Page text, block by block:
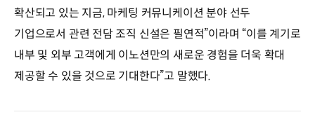
확산되고 있는 지금, 마케팅 커뮤니케이션 분야 선두
기업으로서 관련 전담 조직 신설은 필연적”이라며 “이를 계기로
내부 및 외부 고객에게 이노션만의 새로운 경험을 더욱 확대
제공할 수 있을 것으로 기대한다”고 말했다.